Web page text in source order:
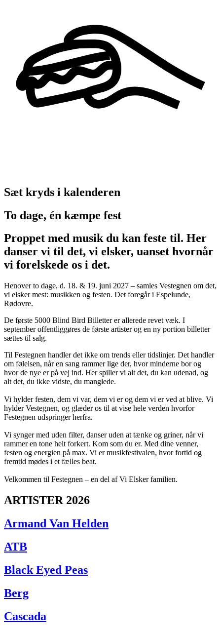
Sæt kryds i kalenderen
To dage, én kæmpe fest
Proppet med musik du kan feste til. Her
danser vi til det, vi elsker, uanset hvornår
vi forelskede os i det.
Henover to dage, d. 18. & 19. juni 2027 – samles Vestegnen om det,
vi elsker mest: musikken og festen. Det foregår i Espelunde,
Rødovre.
De første 5000 Blind Bird Billetter er allerede revet væk. I
september offentliggøres de første artister og en ny portion billetter
sættes til salg.
Til Festegnen handler det ikke om trends eller tidslinjer. Det handler
om følelsen, når en sang rammer lige der, hvor minderne bor og
hvor de nye er på vej ind. Her spiller vi alt det, du kan udenad, og
alt det, du ikke vidste, du manglede.
Vi hylder festen, dem vi var, dem vi er og dem vi er ved at blive. Vi
hylder Vestegnen, og glæder os til at vise hele verden hvorfor
Festegnen udspringer herfra.
Vi synger med uden filter, danser uden at tænke og griner, når vi
rammer en tone helt forkert. Kom som du er. Med dine venner,
festen og energien på max. Vi er musikfestivalen, hvor fortid og
fremtid mødes i et fælles beat.
Velkommen til Festegnen – en del af Vi Elsker familien.
ARTISTER 2026
Armand Van Helden
ATB
Black Eyed Peas
Berg
Cascada